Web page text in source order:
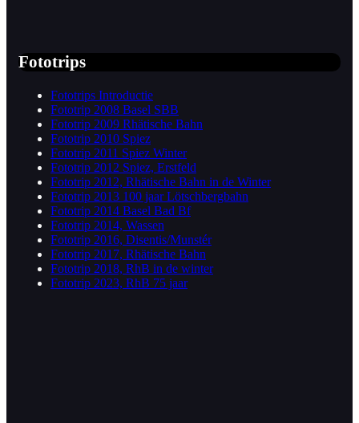
Fototrips
Fototrips Introductie
Fototrip 2008 Basel SBB
Fototrip 2009 Rhätische Bahn
Fototrip 2010 Spiez
Fototrip 2011 Spiez Winter
Fototrip 2012 Spiez, Erstfeld
Fototrip 2012, Rhätische Bahn in de Winter
Fototrip 2013 100 jaar Lötschbergbahn
Fototrip 2014 Basel Bad Bf
Fototrip 2014, Wassen
Fototrip 2016, Disentis/Munstér
Fototrip 2017, Rhätische Bahn
Fototrip 2018, RhB in de winter
Fototrip 2023, RhB 75 jaar